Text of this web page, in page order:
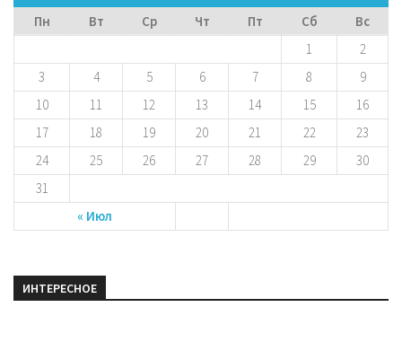
Пн
Вт Ср Чт Пт Сб Вс
« Июл
1
2
3
4 5 6 7 8
9
10
11 12 13 14 15
16
17
18 19 20 21 22
23
24
25 26 27 28 29
30
31
ИНТЕРЕСНОЕ